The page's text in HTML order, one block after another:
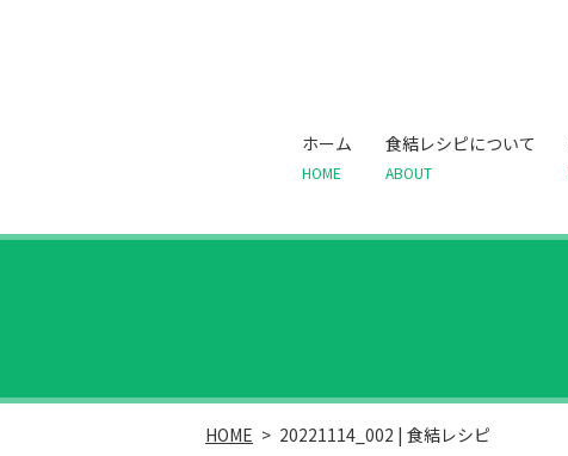
ホーム
HOME
食結レシピについて
ABOUT
HOME 20221114_002 | 食結レシピ